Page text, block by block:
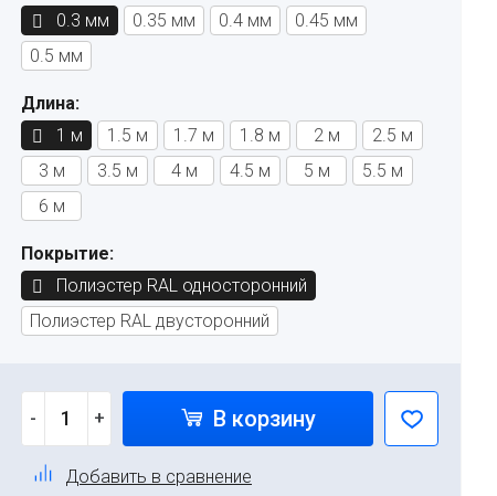
0.3 мм
0.35 мм 0.4 мм
0.45 мм
0.5 мм
Длина:
1 м
1.5 м 1.7 м 1.8 м 2 м
2.5 м
3 м
3.5 м 4 м 4.5 м 5 м
5.5 м
6 м
Покрытие:
Полиэстер RAL односторонний
Полиэстер RAL двусторонний
- + В корзину
Добавить в сравнение